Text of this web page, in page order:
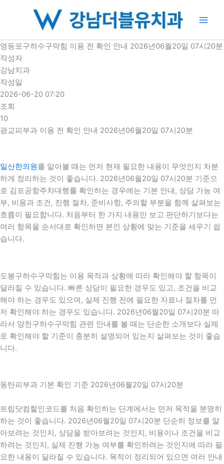
로
건
너
뛰
기
영등포구하수구막힘 이용 전 확인 안내 2026년06월20일 07시20분
작성자
강남치과
작성일
2026-06-20 07:20
조회
10
광교피부과 이용 전 확인 안내 2026년06월20일 07시20분
일산한의원를 알아볼 때는 먼저 현재 필요한 내용이 무엇인지 차분
하게 정리하는 것이 좋습니다. 2026년06월20일 07시20분 기준으
로 김포공항주차대행를 확인하는 경우에는 기본 안내, 상담 가능 여
부, 비용과 조건, 진행 절차, 준비사항, 주의할 부분을 함께 살펴보는
흐름이 필요합니다. 처음부터 한 가지 내용만 보고 판단하기보다는
여러 항목을 순서대로 확인하면 본인 상황에 맞는 기준을 세우기 쉽
습니다.
도봉구하수구막힘는 이용 목적과 상황에 따라 확인해야 할 항목이
달라질 수 있습니다. 빠른 상담이 필요한 경우도 있고, 조건을 비교
해야 하는 경우도 있으며, 실제 진행 전에 필요한 자료나 절차를 먼
저 확인해야 하는 경우도 있습니다. 2026년06월20일 07시20분 따
라서 양천구하수구막힘 관련 안내를 볼 때는 단순한 소개보다 실제
로 확인해야 할 기준이 충분히 설명되어 있는지 살펴보는 것이 좋습
니다.
동탄피부과 기본 확인 기준 2026년06월20일 07시20분
트립닷컴할인코드를 처음 확인하는 단계에서는 먼저 목적을 분명히
하는 것이 좋습니다. 2026년06월20일 07시20분 단순히 정보를 알
아보려는 것인지, 상담을 받아보려는 것인지, 비용이나 조건을 비교
하려는 것인지, 실제 진행 가능 여부를 확인하려는 것인지에 따라 필
요한 내용이 달라질 수 있습니다. 목적이 정리되어 있으면 여러 안내